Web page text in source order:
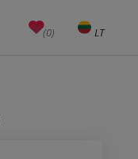
(0) LT
EN